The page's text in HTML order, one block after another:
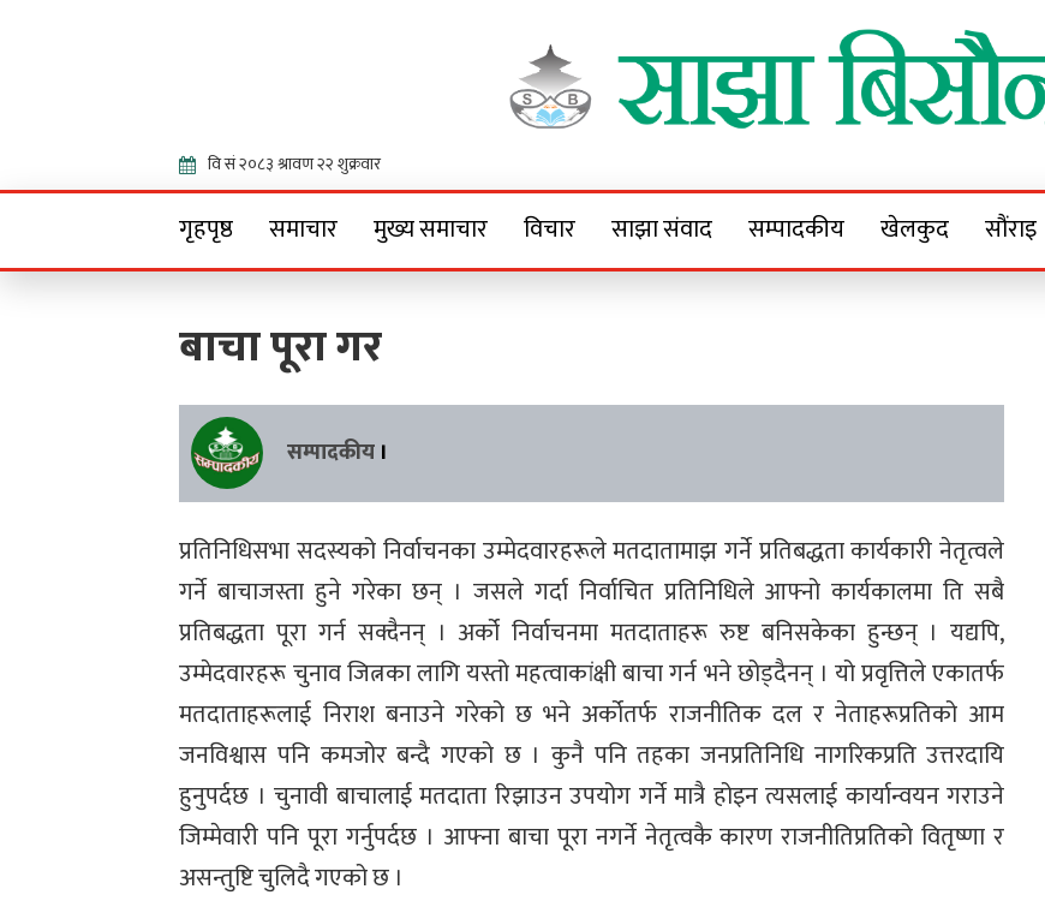
Sajha Bisaunee
गृहपृष्ठ समाचार मुख्य समाचार विचार साझा संवाद सम्पादकीय खेलकुद सौंराइ
बाचा पूरा गर
सम्पादकीय ।
प्रतिनिधिसभा सदस्यको निर्वाचनका उम्मेदवारहरूले मतदातामाझ गर्ने प्रतिबद्धता कार्यकारी नेतृत्वले
गर्ने बाचाजस्ता हुने गरेका छन् । जसले गर्दा निर्वाचित प्रतिनिधिले आफ्नो कार्यकालमा ति सबै
प्रतिबद्धता पूरा गर्न सक्दैनन् । अर्को निर्वाचनमा मतदाताहरू रुष्ट बनिसकेका हुन्छन् । यद्यपि,
उम्मेदवारहरू चुनाव जित्नका लागि यस्तो महत्वाकांक्षी बाचा गर्न भने छोड्दैनन् । यो प्रवृत्तिले एकातर्फ
मतदाताहरूलाई निराश बनाउने गरेको छ भने अर्कोतर्फ राजनीतिक दल र नेताहरूप्रतिको आम
जनविश्वास पनि कमजोर बन्दै गएको छ । कुनै पनि तहका जनप्रतिनिधि नागरिकप्रति उत्तरदायि
हुनुपर्दछ । चुनावी बाचालाई मतदाता रिझाउन उपयोग गर्ने मात्रै होइन त्यसलाई कार्यान्वयन गराउने
जिम्मेवारी पनि पूरा गर्नुपर्दछ । आफ्ना बाचा पूरा नगर्ने नेतृत्वकै कारण राजनीतिप्रतिको वितृष्णा र
असन्तुष्टि चुलिदै गएको छ ।